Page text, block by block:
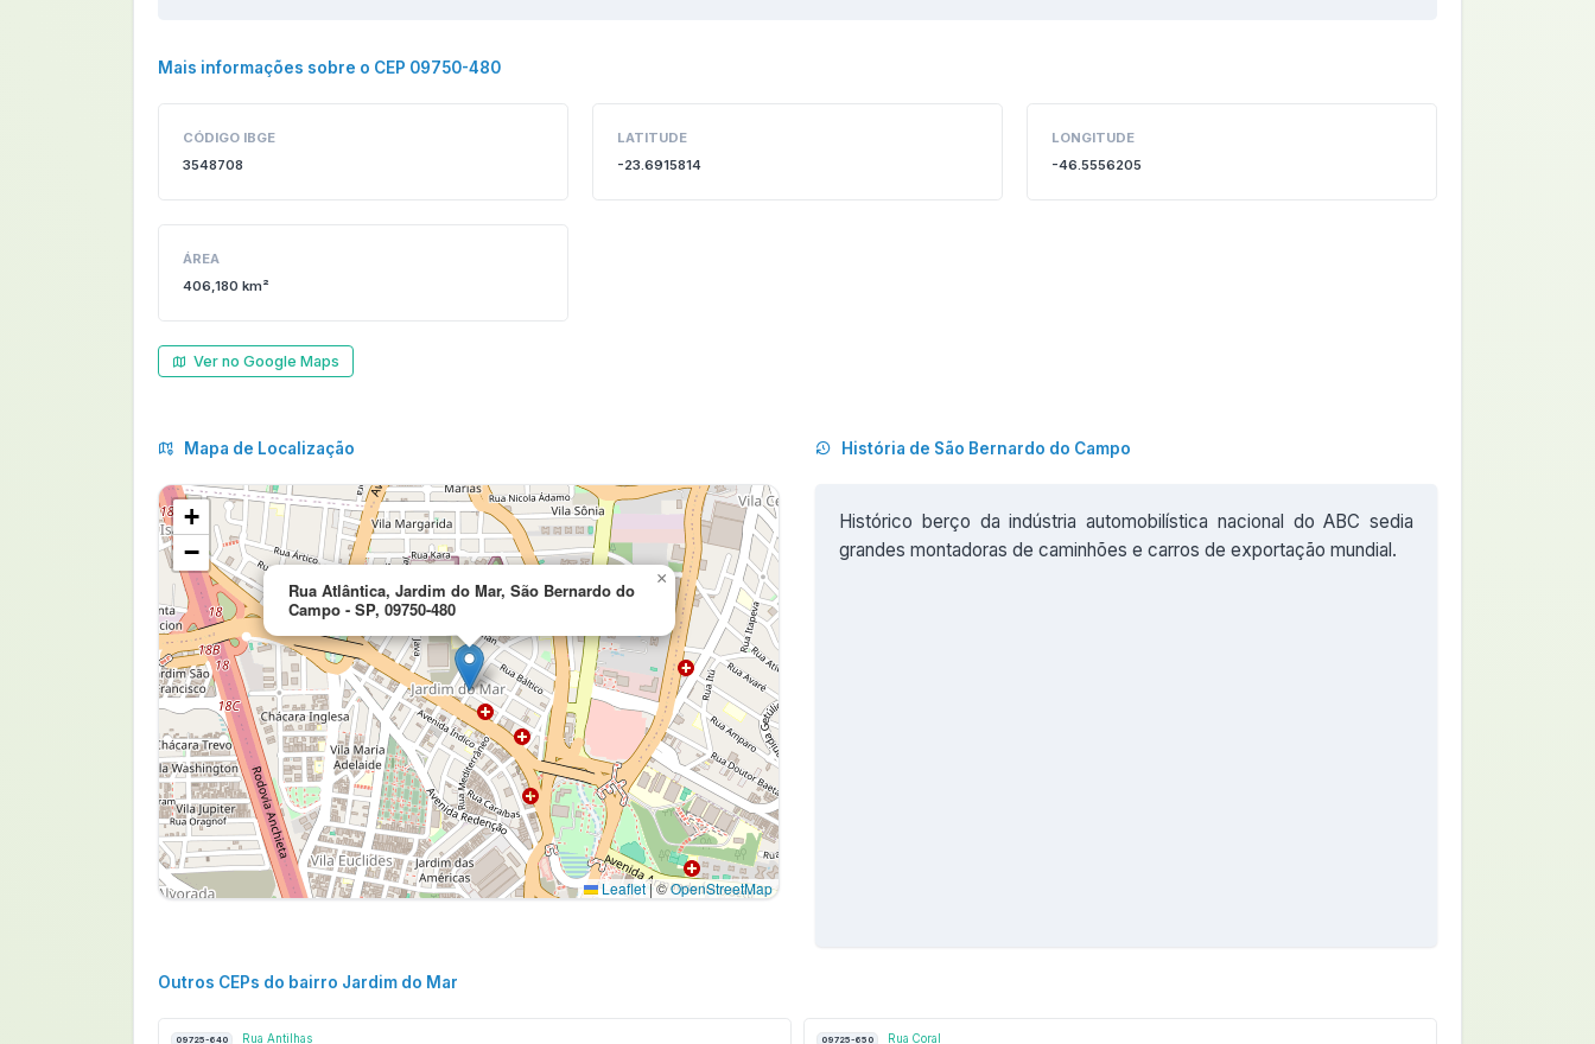
Mais informações sobre o CEP 09750-480
CÓDIGO IBGE
3548708
LATITUDE
-23.6915814
LONGITUDE
-46.5556205
ÁREA
406,180 km²
Ver no Google Maps
Mapa de Localização
Rua Atlântica, Jardim do Mar, São Bernardo do
Campo - SP, 09750-480
×
+
−
Leaflet|©OpenStreetMap
História de São Bernardo do Campo
Histórico berço da indústria automobilística nacional do ABC sedia
grandes montadoras de caminhões e carros de exportação mundial.
Outros CEPs do bairro Jardim do Mar
09725-640 Rua Antilhas 09725-650 Rua Coral